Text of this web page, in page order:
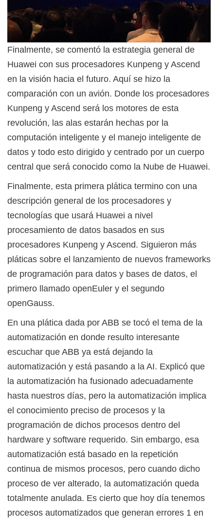
Finalmente, se comentó la estrategia general de
Huawei con sus procesadores Kunpeng y Ascend
en la visión hacia el futuro. Aquí se hizo la
comparación con un avión. Donde los procesadores
Kunpeng y Ascend será los motores de esta
revolución, las alas estarán hechas por la
computación inteligente y el manejo inteligente de
datos y todo esto dirigido y centrado por un cuerpo
central que será conocido como la Nube de Huawei.
Finalmente, esta primera plática termino con una
descripción general de los procesadores y
tecnologías que usará Huawei a nivel
procesamiento de datos basados en sus
procesadores Kunpeng y Ascend. Siguieron más
pláticas sobre el lanzamiento de nuevos frameworks
de programación para datos y bases de datos, el
primero llamado openEuler y el segundo
openGauss.
En una plática dada por ABB se tocó el tema de la
automatización en donde resulto interesante
escuchar que ABB ya está dejando la
automatización y está pasando a la AI. Explicó que
la automatización ha fusionado adecuadamente
hasta nuestros días, pero la automatización implica
el conocimiento preciso de procesos y la
programación de dichos procesos dentro del
hardware y software requerido. Sin embargo, esa
automatización está basado en la repetición
continua de mismos procesos, pero cuando dicho
proceso de ver alterado, la automatización queda
totalmente anulada. Es cierto que hoy día tenemos
procesos automatizados que generan errores 1 en